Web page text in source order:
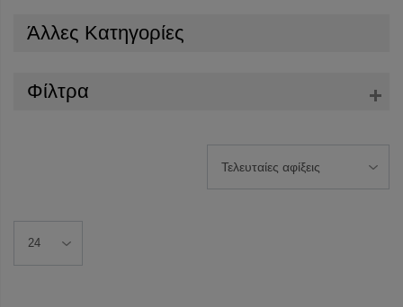
Άλλες Κατηγορίες
Φίλτρα